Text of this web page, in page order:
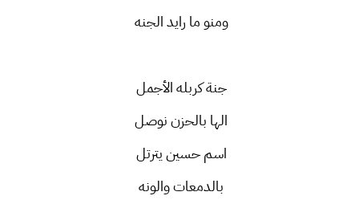
ومنو ما رايد الجنه
جنة كربله الأجمل
الها بالحزن نوصل
اسم حسين يترتل
بالدمعات والونه